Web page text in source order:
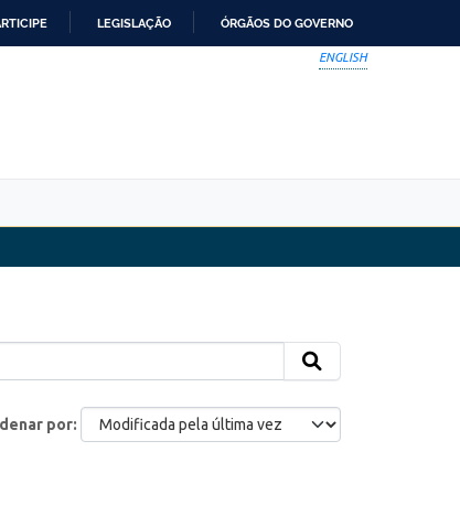
LEGISLAÇÃO ÓRGÃOS DO GOVERNO
ENGLISH
por